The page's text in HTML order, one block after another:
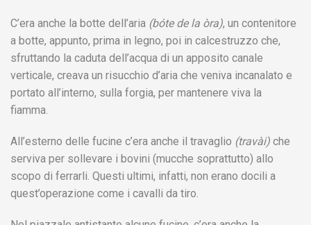
C’era anche la botte dell’aria (bóte de la òra), un contenitore
a botte, appunto, prima in legno, poi in calcestruzzo che,
sfruttando la caduta dell’acqua di un apposito canale
verticale, creava un risucchio d’aria che veniva incanalato e
portato all’interno, sulla forgia, per mantenere viva la
fiamma.
All’esterno delle fucine c’era anche il travaglio (travài) che
serviva per sollevare i bovini (mucche soprattutto) allo
scopo di ferrarli. Questi ultimi, infatti, non erano docili a
quest’operazione come i cavalli da tiro.